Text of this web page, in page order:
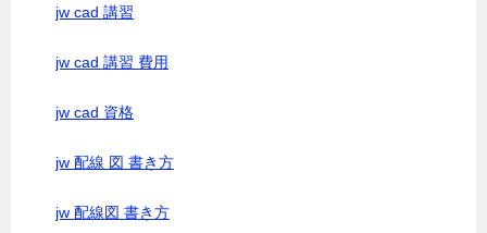
jw cad 講習
jw cad 講習 費用
jw cad 資格
jw 配線 図 書き方
jw 配線図 書き方